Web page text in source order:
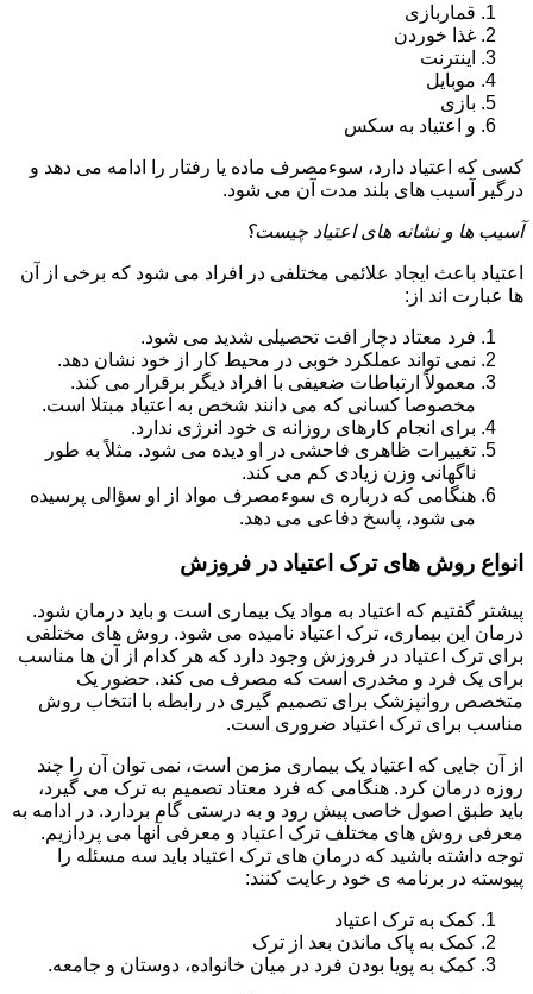
قماربازی
غذا خوردن
اینترنت
موبایل
بازی
و اعتیاد به سکس
کسی که اعتیاد دارد، سوءمصرف ماده یا رفتار را ادامه می دهد و
درگیر آسیب های بلند مدت آن می شود.
آسیب ها و نشانه های اعتیاد چیست؟
اعتیاد باعث ایجاد علائمی مختلفی در افراد می شود که برخی از آن
ها عبارت اند از:
فرد معتاد دچار افت تحصیلی شدید می شود.
نمی تواند عملکرد خوبی در محیط کار از خود نشان دهد.
معمولاً ارتباطات ضعیفی با افراد دیگر برقرار می کند.
مخصوصا کسانی که می دانند شخص به اعتیاد مبتلا است.
برای انجام کارهای روزانه ی خود انرژی ندارد.
تغییرات ظاهری فاحشی در او دیده می شود. مثلاً به طور
ناگهانی وزن زیادی کم می کند.
هنگامی که درباره ی سوءمصرف مواد از او سؤالی پرسیده
می شود، پاسخ دفاعی می دهد.
انواع روش های ترک اعتیاد در فروزش
پیشتر گفتیم که اعتیاد به مواد یک بیماری است و باید درمان شود.
درمان این بیماری، ترک اعتیاد نامیده می شود. روش های مختلفی
برای ترک اعتیاد در فروزش وجود دارد که هر کدام از آن ها مناسب
برای یک فرد و مخدری است که مصرف می کند. حضور یک
متخصص روانپزشک برای تصمیم گیری در رابطه با انتخاب روش
مناسب برای ترک اعتیاد ضروری است.
از آن جایی که اعتیاد یک بیماری مزمن است، نمی توان آن را چند
روزه درمان کرد. هنگامی که فرد معتاد تصمیم به ترک می گیرد،
باید طبق اصول خاصی پیش رود و به درستی گام بردارد. در ادامه به
معرفی روش های مختلف ترک اعتیاد و معرفی آنها می پردازیم.
توجه داشته باشید که درمان های ترک اعتیاد باید سه مسئله را
پیوسته در برنامه ی خود رعایت کنند:
کمک به ترک اعتیاد
کمک به پاک ماندن بعد از ترک
کمک به پویا بودن فرد در میان خانواده، دوستان و جامعه.